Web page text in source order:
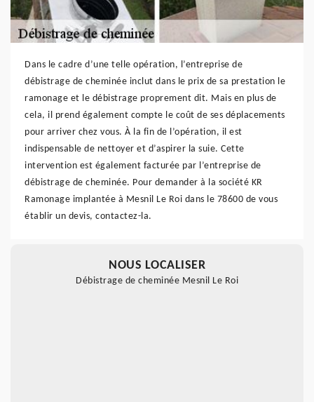
Dans le cadre d’une telle opération, l’entreprise de
débistrage de cheminée inclut dans le prix de sa prestation le
ramonage et le débistrage proprement dit. Mais en plus de
cela, il prend également compte le coût de ses déplacements
pour arriver chez vous. À la fin de l’opération, il est
indispensable de nettoyer et d’aspirer la suie. Cette
intervention est également facturée par l’entreprise de
débistrage de cheminée. Pour demander à la société KR
Ramonage implantée à Mesnil Le Roi dans le 78600 de vous
établir un devis, contactez-la.
NOUS LOCALISER
Débistrage de cheminée Mesnil Le Roi